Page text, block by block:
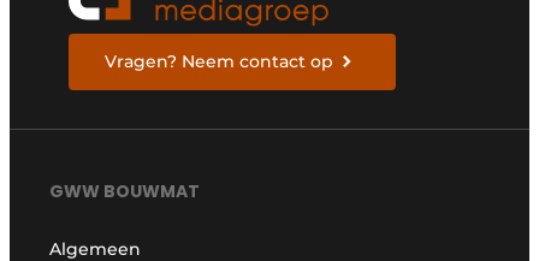
Vragen? Neem contact op
GWW BOUWMAT
Algemeen